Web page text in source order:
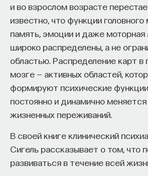
и во взрослом возрасте
известно, что функции головного
память, эмоции и даже моторная
широко распределены, а не
областью. Распределение карт в
мозге — активных областей,
формируют психические
постоянно и динамично
жизненных переживаний.
В своей книге клинический
Сигель рассказывает о том, что
развиваться в течение всей
— Заботиться о качестве
— Определять, какими
улучшить свой сон
— Использовать
терапию и другие подходы
Автор курса:Михаил Полуэктов
сомнолог, доцент кафедры
болезней и нейрохирургии
им. И. М. Сеченова, заведующий
Что это:Зрительная иллюзия,
американским фокусником
(1918–2007) и посвященная
популяризатору математики
(1914–2010). Мы видим, как
(или, согласно другой версии,
поворачивает голову, не сводя с
На самом деле дракончик
него движется камера (или сам
чуть выше линии взора и закроет
поскольку наблюдение двумя
дополнительную информацию о